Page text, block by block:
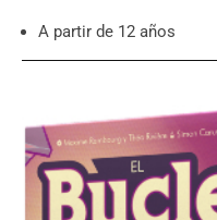
A partir de 12 años